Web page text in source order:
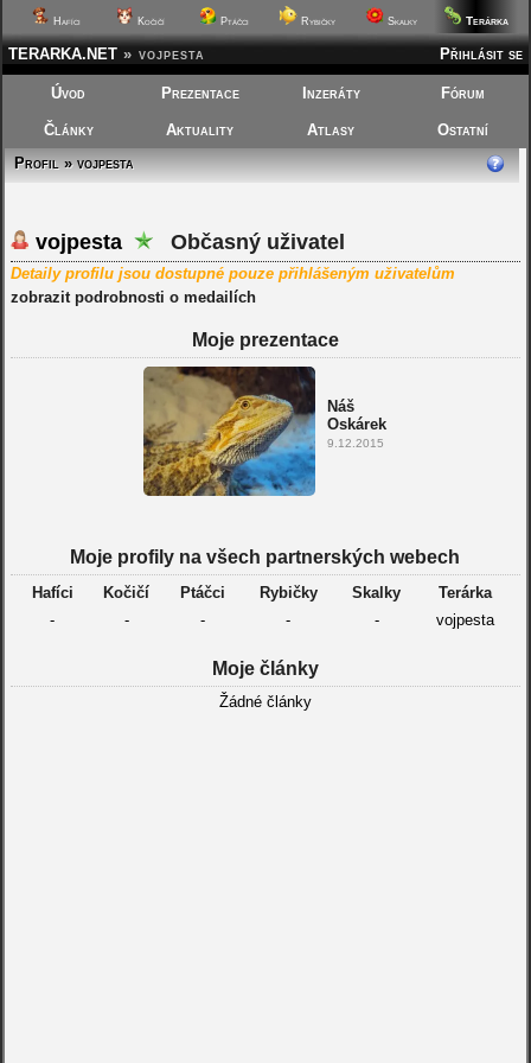
Hafíci Kočičí Ptáčci Rybičky Skalky Terárka
Přihlásit se
TERARKA.NET » vojpesta
Úvod Prezentace Inzeráty Fórum
Články Aktuality Atlasy
Ostatní
Profil » vojpesta
vojpesta Občasný uživatel
Detaily profilu jsou dostupné pouze přihlášeným uživatelům
zobrazit podrobnosti o medailích
Moje prezentace
Náš
Oskárek
9.12.2015
Moje profily na všech partnerských webech
Hafíci Kočičí Ptáčci Rybičky Skalky
Terárka
-
- - - - vojpesta
Moje články
Žádné články